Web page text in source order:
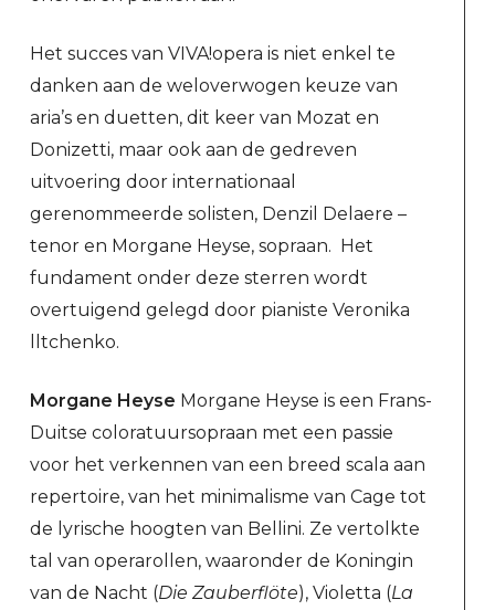
Het succes van VIVA!opera is niet enkel te
danken aan de weloverwogen keuze van
aria’s en duetten, dit keer van Mozat en
Donizetti, maar ook aan de gedreven
uitvoering door internationaal
gerenommeerde solisten, Denzil Delaere –
tenor en Morgane Heyse, sopraan. Het
fundament onder deze sterren wordt
overtuigend gelegd door pianiste Veronika
lltchenko.
Morgane Heyse Morgane Heyse is een Frans-
Duitse coloratuursopraan met een passie
voor het verkennen van een breed scala aan
repertoire, van het minimalisme van Cage tot
de lyrische hoogten van Bellini. Ze vertolkte
tal van operarollen, waaronder de Koningin
van de Nacht (Die Zauberflöte), Violetta (La